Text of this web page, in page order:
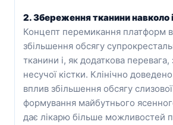
2. Збереження тканини навколо
Концепт перемикання платформ
збільшення обсягу
тканини і, як додаткова
несучої кістки. Клінічно
вплив збільшення обсягу
формування майбутнього
дає лікарю більше можливостей